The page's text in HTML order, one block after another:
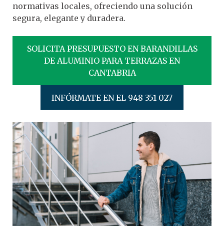
normativas locales, ofreciendo una solución
segura, elegante y duradera.
SOLICITA PRESUPUESTO EN BARANDILLAS
DE ALUMINIO PARA TERRAZAS EN
CANTABRIA
INFÓRMATE EN EL 948 351 027